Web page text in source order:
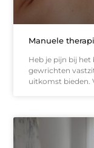
Manuele
Heb je pijn bij
gewrichten
uitkomst bieden.